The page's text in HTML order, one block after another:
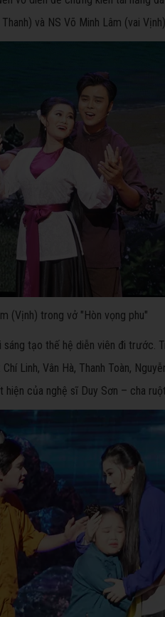
và NS Võ Minh Lâm (vai
(Vịnh) trong vở "Hòn vọng phu"
tạo thế hệ diễn viên đi trước.
: Chí Linh, Vân Hà, Thanh Toàn,
của nghệ sĩ Duy Sơn – cha